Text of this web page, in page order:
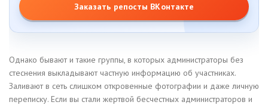
Заказать репосты ВКонтакте
Однако бывают и такие группы, в которых администраторы без
стеснения выкладывают частную информацию об участниках.
Заливают в сеть слишком откровенные фотографии и даже личную
переписку. Если вы стали жертвой бесчестных администраторов и